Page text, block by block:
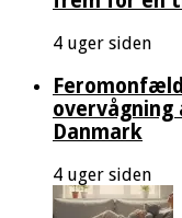
4 uger siden
overvågning
Danmark
4 uger siden